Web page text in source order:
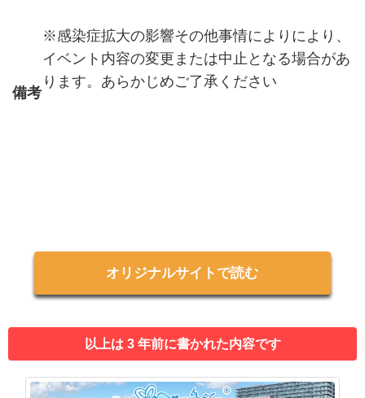
備考
※感染症拡大の影響その他事情によりにより、
イベント内容の変更または中止となる場合があ
ります。あらかじめご了承ください
オリジナルサイトで読む
以上は 3 年前に書かれた内容です